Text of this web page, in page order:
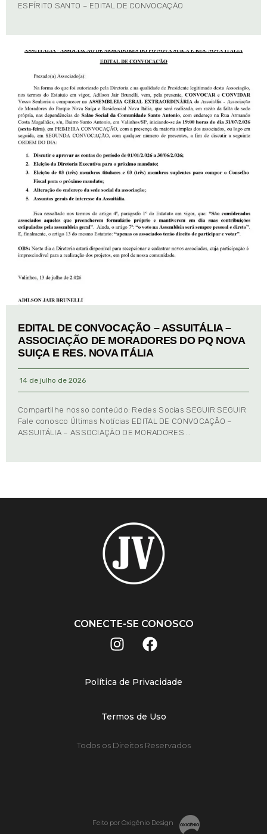
ESPÍRITO SANTO – EDITAL DE CONVOCAÇÃO
EDITAL DE CONVOCAÇÃO – ASSUITÁLIA –
ASSOCIAÇÃO DE MORADORES DO PQ NOVA
SUIÇA E RES. NOVA ITÁLIA
14 de julho de 2026
Compartilhe nosso conteúdo: Redes Socias SEGUIR SEGUIR
Fale conosco Últimas Notícias EDITAL DE CONVOCAÇÃO –
ASSUITÁLIA – ASSOCIAÇÃO DE MORADORES …
CONECTE-SE CONOSCO
Política de Privacidade
Termos de Uso
Todos os Direitos Reservados
Feito por Oxigênio Design